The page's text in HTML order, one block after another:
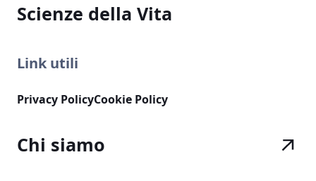
Scienze della Vita
Link utili
Privacy PolicyCookie Policy
Chi siamo